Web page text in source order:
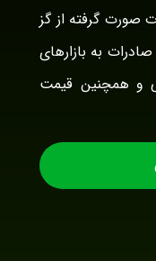
صورت گرفته از گز
به بازارهای
و همچنین قیمت